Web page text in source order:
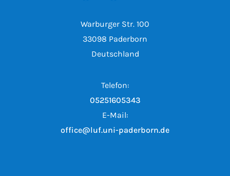
Warburger Str. 100
33098 Paderborn
Deutschland
Telefon:
05251605343
E-Mail:
office@luf.uni-paderborn.de